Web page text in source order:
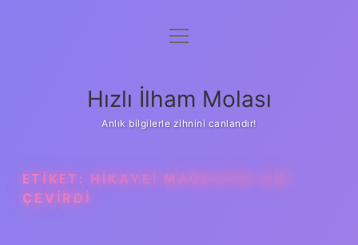
Anasayfa
Yasal Uyarı
menüyü
Hızlı İlham Molası
Anlık bilgilerle zihnini canlandır!
ETIKET: HIKAYEI MAĞDURIN KIM
ÇEVIRDI